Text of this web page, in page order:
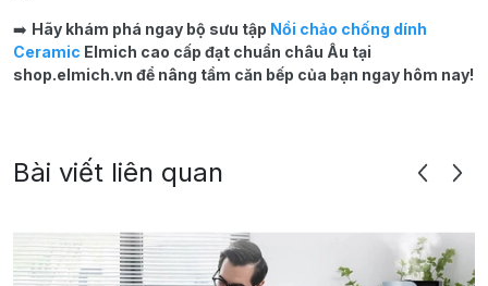
➡️ Hãy khám phá ngay bộ sưu tập Nồi chảo chống dính
Ceramic Elmich cao cấp đạt chuẩn châu Âu tại
shop.elmich.vn để nâng tầm căn bếp của bạn ngay hôm nay!
Bài viết liên quan